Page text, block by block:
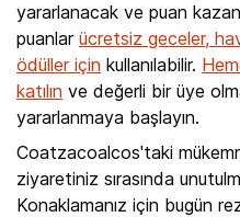
yararlanacak ve puan
puanlar ücretsiz geceler,
ödüller için kullanılabilir.
katılın ve değerli bir üye
yararlanmaya başlayın.
Coatzacoalcos'taki
ziyaretiniz sırasında
Konaklamanız için bugün